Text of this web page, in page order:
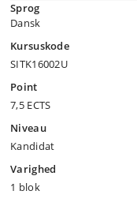
Sprog
Dansk
Kursuskode
SITK16002U
Point
7,5 ECTS
Niveau
Kandidat
Varighed
1 blok